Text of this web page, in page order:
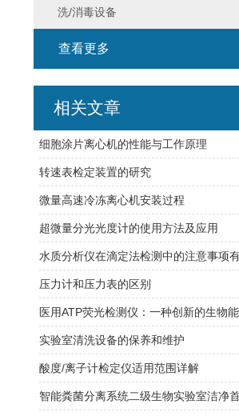
洗/消毒设备
查看更多
相关文章
细胞涂片离心机的性能与工作原理
转速表检定装置的研究
微量高速冷冻离心机安装过程
超微量分光光度计的使用方法及应用
压力计和压力表的区别
实验室清洗设备的保养和维护
酸度/离子计检定仪适用范围详解